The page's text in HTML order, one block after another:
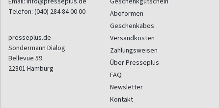
Telefon: (040) 284 84 00 00
presseplus.de
Sondermann Dialog
Bellevue 59
22301 Hamburg
Aboformen
Geschenkabos
Versandkosten
Zahlungsweisen
Über Presseplus
FAQ
Newsletter
Kontakt